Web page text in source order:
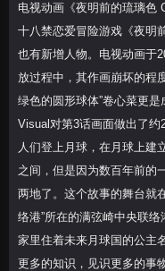
电视动画《夜明前的琉璃色
十八禁恋爱冒险游戏《夜明
也有新增人物。电视动画于
放过程中，其作画崩坏的程
绿色的圆形球体”卷心菜更是
Visual对第3话画面做出了约
人们登上月球，在月球上建
之间，但是因为数百年前的
两地了。这个故事的舞台就
络港”所在的满弦崎中央联
家里住着未来月球国的公主
更多的知识，见识更多的事